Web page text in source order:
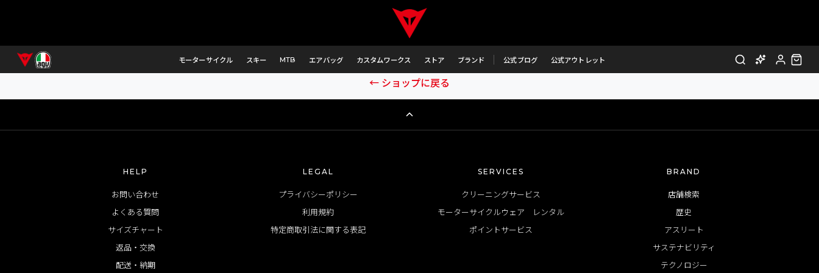
モーターサイクル スキー MTB エアバッグ カスタムワークス ストア ブランド 公式ブログ 公式アウトレット
商品が見つかりません
誠に恐れ入りますが、こちらの商品は品番に誤りがあるか、または既に完売に伴い非表示となりました。
← ショップに戻る
HELP
お問い合わせ
よくある質問
サイズチャート
返品・交換
配送・納期
LEGAL
プライバシーポリシー
利用規約
特定商取引法に関する表記
SERVICES
クリーニングサービス
モーターサイクルウェア レンタル
ポイントサービス
BRAND
店舗検索
歴史
アスリート
サステナビリティ
テクノロジー